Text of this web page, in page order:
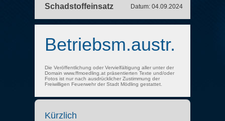
Schadstoffeinsatz Datum: 04.09.2024
Betriebsm.austr.
Die Veröffentlichung oder Vervielfältigung aller unter der
Domain www.ffmoedling.at präsentierten Texte und/oder
Fotos ist nur nach ausdrücklicher Zustimmung der
Freiwilligen Feuerwehr der Stadt Mödling gestattet.
Kürzlich